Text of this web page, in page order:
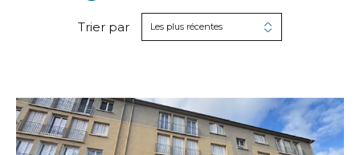
Trier par Les plus récentes